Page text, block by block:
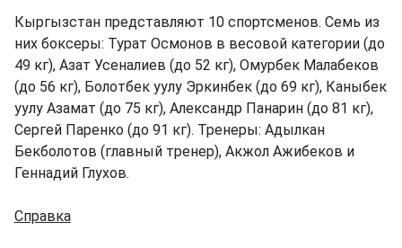
Кыргызстан представляют 10 спортсменов. Семь из
них боксеры: Турат Осмонов в весовой категории (до
49 кг), Азат Усеналиев (до 52 кг), Омурбек Малабеков
(до 56 кг), Болотбек уулу Эркинбек (до 69 кг), Каныбек
уулу Азамат (до 75 кг), Александр Панарин (до 81 кг),
Сергей Паренко (до 91 кг). Тренеры: Адылкан
Бекболотов (главный тренер), Акжол Ажибеков и
Геннадий Глухов.
Справка